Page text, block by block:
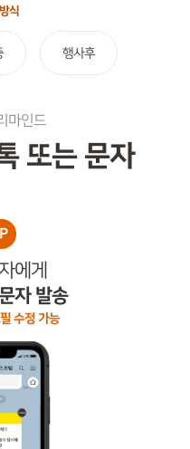
식
행사후
마인드
또는 문자
에게
자 발송
수정 가능